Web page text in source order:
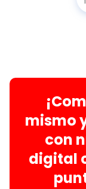
mismo
con
digital